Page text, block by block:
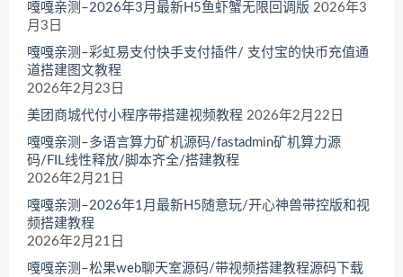
嘎嘎亲测–2026年3月最新H5鱼虾蟹无限回调版 2026年3
月3日
嘎嘎亲测–彩虹易支付快手支付插件/ 支付宝的快币充值通
道搭建图文教程
2026年2月23日
美团商城代付小程序带搭建视频教程 2026年2月22日
嘎嘎亲测–多语言算力矿机源码/fastadmin矿机算力源
码/FIL线性释放/脚本齐全/搭建教程
2026年2月21日
嘎嘎亲测–2026年1月最新H5随意玩/开心神兽带控版和视
频搭建教程
2026年2月21日
嘎嘎亲测–松果web聊天室源码/带视频搭建教程源码下载